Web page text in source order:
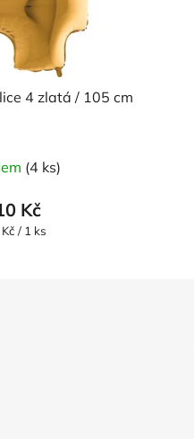
4 zlatá / 105 cm
hodnocení
produktu
je
(4 ks)
Kč
/ 1 ks